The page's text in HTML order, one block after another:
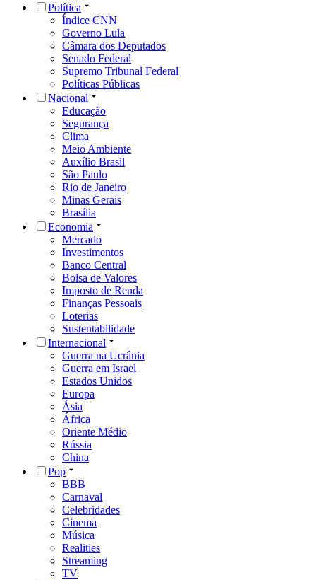
Política
Índice CNN
Governo Lula
Câmara dos Deputados
Senado Federal
Supremo Tribunal Federal
Políticas Públicas
Nacional
Educação
Segurança
Clima
Meio Ambiente
Auxílio Brasil
São Paulo
Rio de Janeiro
Minas Gerais
Brasília
Economia
Mercado
Investimentos
Banco Central
Bolsa de Valores
Imposto de Renda
Finanças Pessoais
Loterias
Sustentabilidade
Internacional
Guerra na Ucrânia
Guerra em Israel
Estados Unidos
Europa
Ásia
África
Oriente Médio
Rússia
China
Pop
BBB
Carnaval
Celebridades
Cinema
Música
Realities
Streaming
TV